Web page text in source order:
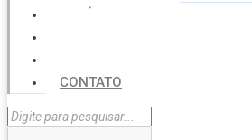
NOTÍCIAS
CONTATO